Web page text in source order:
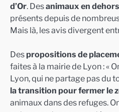
d’Or. Desanimaux en
présents depuis de
Mais là, les avis divergent
Des propositions de
faites à la mairie de Lyon : «
Lyon, qui ne partage pas du
la transition pour fermer le
animaux dans des refuges.